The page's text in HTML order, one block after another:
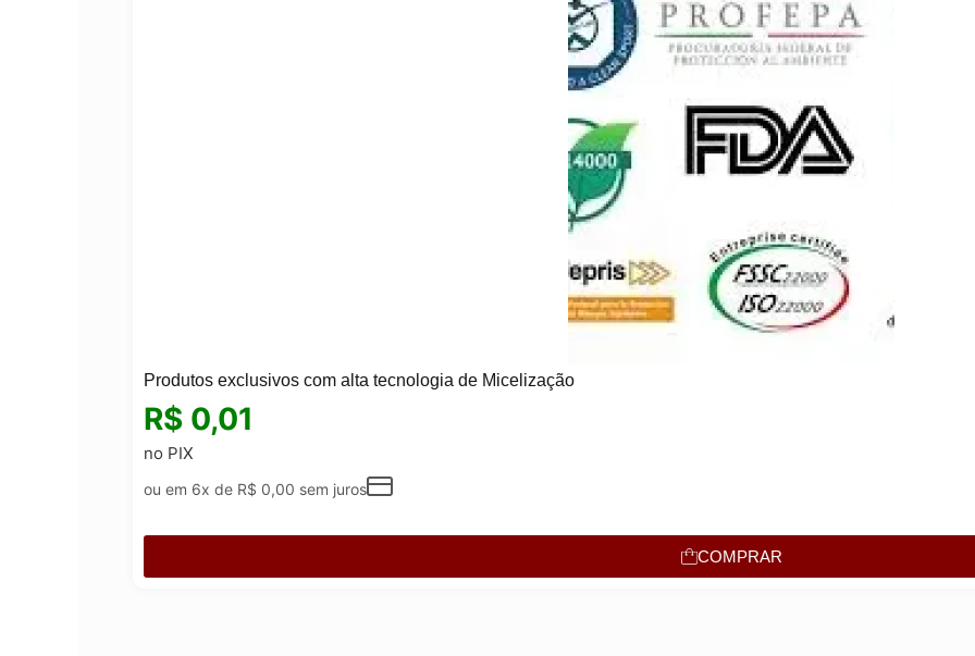
Produtos exclusivos com alta tecnologia de Micelização
R$ 0,01
no PIX
ou em 6x de R$ 0,00 sem juros
COMPRAR